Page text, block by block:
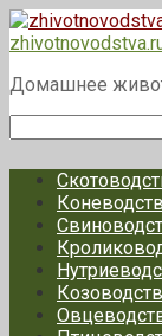
Перейти
к
Домашнее